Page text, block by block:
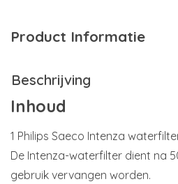
Product Informatie
Beschrijving
Inhoud
1 Philips Saeco Intenza
De Intenza-waterfilter dient na
gebruik vervangen worden.